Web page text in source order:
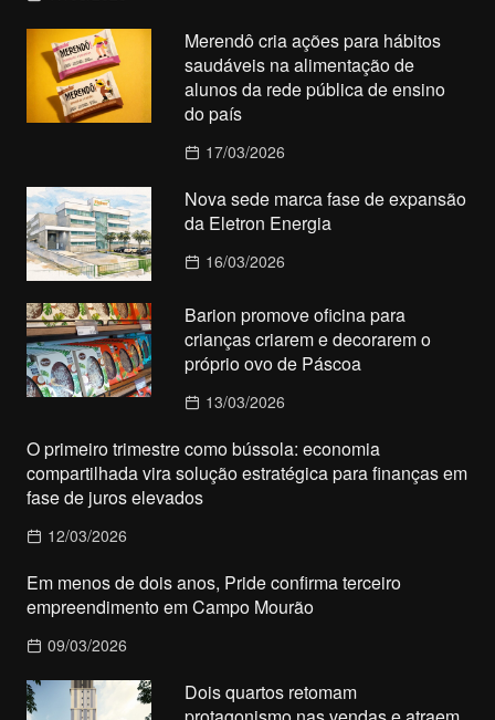
Merendô cria ações para hábitos
saudáveis na alimentação de
alunos da rede pública de ensino
do país
17/03/2026
Nova sede marca fase de expansão
da Eletron Energia
16/03/2026
Barion promove oficina para
crianças criarem e decorarem o
próprio ovo de Páscoa
13/03/2026
O primeiro trimestre como bússola: economia
compartilhada vira solução estratégica para finanças em
fase de juros elevados
12/03/2026
Em menos de dois anos, Pride confirma terceiro
empreendimento em Campo Mourão
09/03/2026
Dois quartos retomam